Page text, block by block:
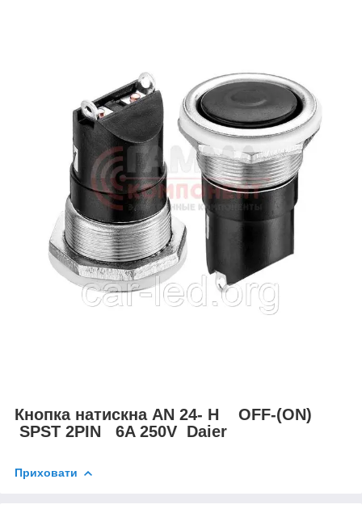
Кнопка натискна AN 24- H OFF-(ON)
SPST 2PIN 6A 250V Daier
Приховати